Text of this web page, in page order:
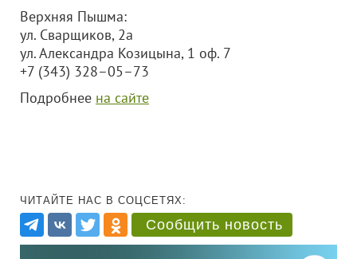
Верхняя Пышма:
ул. Сварщиков, 2а
ул. Александра Козицына, 1 оф. 7
+7 (343) 328–05–73
Подробнее на сайте
ЧИТАЙТЕ НАС В СОЦСЕТЯХ:
Сообщить новость